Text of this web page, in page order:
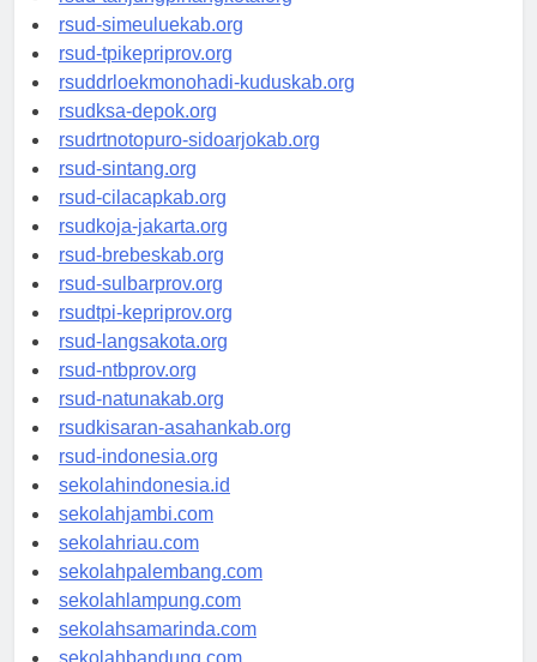
rsud-tanjungpinangkota.org
rsud-simeuluekab.org
rsud-tpikepriprov.org
rsuddrloekmonohadi-kuduskab.org
rsudksa-depok.org
rsudrtnotopuro-sidoarjokab.org
rsud-sintang.org
rsud-cilacapkab.org
rsudkoja-jakarta.org
rsud-brebeskab.org
rsud-sulbarprov.org
rsudtpi-kepriprov.org
rsud-langsakota.org
rsud-ntbprov.org
rsud-natunakab.org
rsudkisaran-asahankab.org
rsud-indonesia.org
sekolahindonesia.id
sekolahjambi.com
sekolahriau.com
sekolahpalembang.com
sekolahlampung.com
sekolahsamarinda.com